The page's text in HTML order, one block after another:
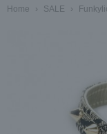
Home › SALE ›